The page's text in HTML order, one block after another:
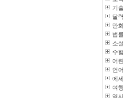
기
달
만
법률
소
수
어
언
에
여행
역